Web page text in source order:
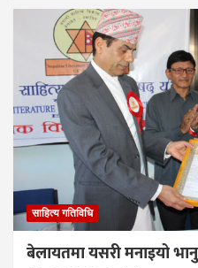
साहित्य गतिविधि
बेलायतमा यसरी मनाइयो